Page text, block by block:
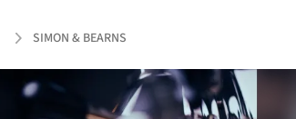
SIMON & BEARNS